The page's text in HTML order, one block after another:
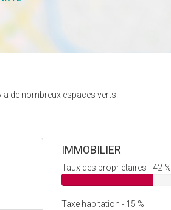
a de nombreux espaces verts.
IMMOBILIER
Taux des propriétaires - 42 %
Taxe habitation - 15 %